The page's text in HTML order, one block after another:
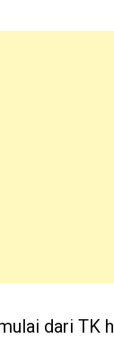
dari TK